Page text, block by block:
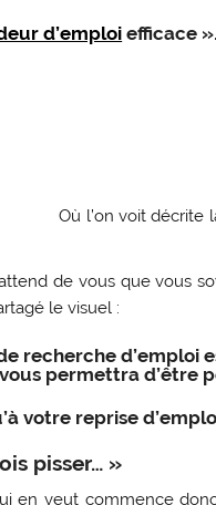
d’emploi efficace ».
Où l’on voit décrite
de vous que vous
le visuel :
recherche d’emploi
permettra d’être
votre reprise
pisser… »
en veut commence